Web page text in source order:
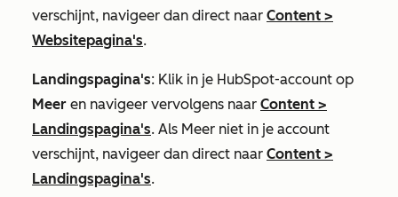
verschijnt, navigeer dan direct naar Content >
Websitepagina's.
Landingspagina's: Klik in je HubSpot-account op
Meer en navigeer vervolgens naar Content >
Landingspagina's. Als Meer niet in je account
verschijnt, navigeer dan direct naar Content >
Landingspagina's.